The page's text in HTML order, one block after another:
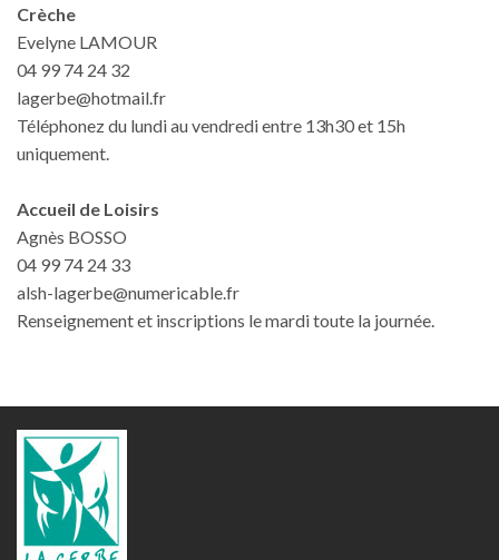
Crèche
Evelyne LAMOUR
04 99 74 24 32
lagerbe@hotmail.fr
Téléphonez du lundi au vendredi entre 13h30 et 15h
uniquement.
Accueil de Loisirs
Agnès BOSSO
04 99 74 24 33
alsh-lagerbe@numericable.fr
Renseignement et inscriptions le mardi toute la journée.